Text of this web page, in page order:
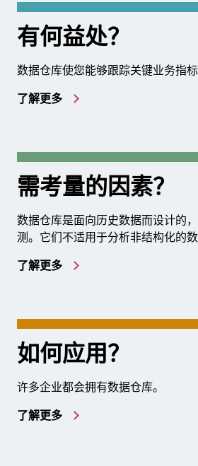
有何益处？
数据仓库使您能够跟踪关键业务指
了解更多
需考量的因素？
数据仓库是面向历史数据而设计的
测。它们不适用于分析非结构化的数
了解更多
如何应用？
许多企业都会拥有数据仓库。
了解更多